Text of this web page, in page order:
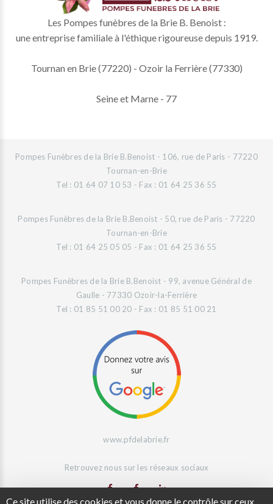
Ce site utilise des cookies et vous donne le contrôle sur ceux
Les Pompes funèbres de la Brie B. Benoist :
une entreprise familiale à l'éthique rigoureuse depuis 1919.
Tournan en Brie (77220) - Ozoir la Ferrière (77330)
Seine et Marne - 77
Pompes Funèbres de la Brie B.Benoist - 106, rue de Paris - 77220
Tournan-en-Brie
Tel : 01 64 07 10 53 - Fax : 01 64 25 36 55
Pompes Funèbres de la Brie B.Benoist - 50, rue de Paris - 77220
Tournan-en-Brie
Tel : 01 64 25 05 05 - Fax : 01 64 25 36 55
Pompes Funèbres de la Brie B.Benoist - 99, avenue Général de
Gaulle - 77330 Ozoir-la-Ferrière
Tel : 01 85 51 00 20 - Fax : 01 85 51 00 21
www.pfdelabrie.fr
Retrouvez nous sur les réseaux sociaux